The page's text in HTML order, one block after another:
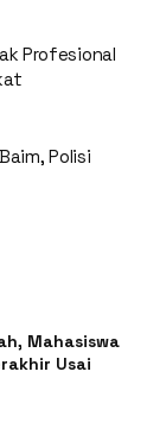
Profesional
Polisi
Mahasiswa
Usai